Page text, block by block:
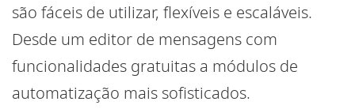
são fáceis de utilizar, flexíveis e escaláveis.
Desde um editor de mensagens com
funcionalidades gratuitas a módulos de
automatização mais sofisticados.